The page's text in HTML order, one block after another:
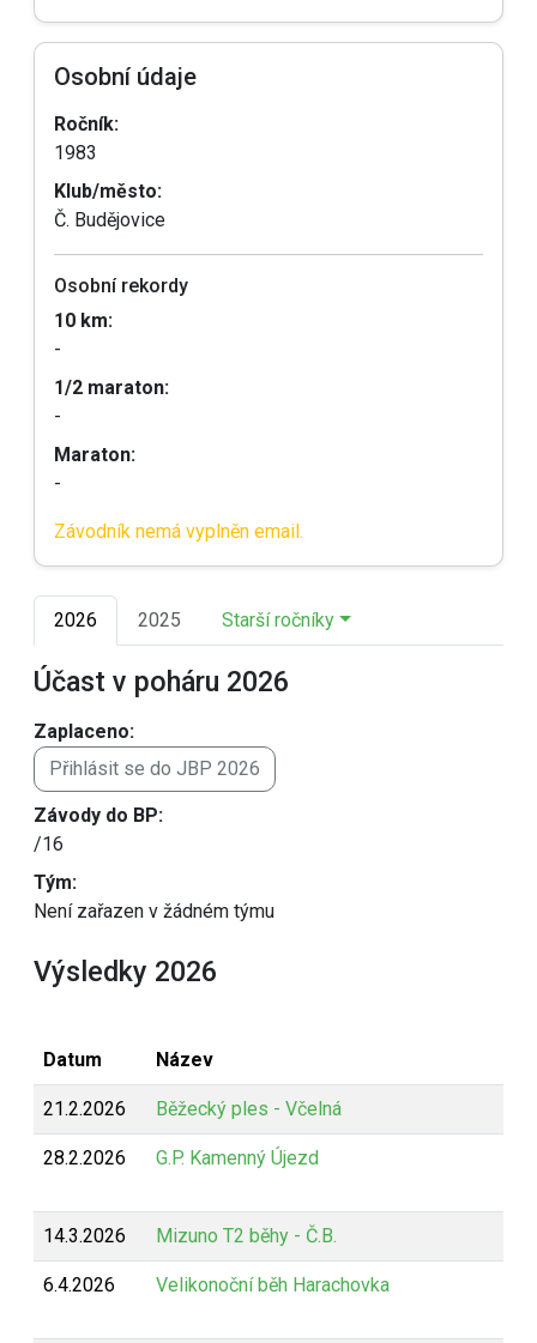
Osobní údaje
Ročník:
1983
Klub/město:
Č. Budějovice
Osobní rekordy
10 km:
-
1/2 maraton:
-
Maraton:
-
Závodník nemá vyplněn email.
2026 2025 Starší ročníky
Účast v poháru 2026
Zaplaceno:
Přihlásit se do JBP 2026
Závody do BP:
/16
Tým:
Není zařazen v žádném týmu
Výsledky 2026
Datum Název
21.2.2026 Běžecký ples - Včelná
28.2.2026 G.P. Kamenný Újezd
14.3.2026 Mizuno T2 běhy - Č.B.
6.4.2026 Velikonoční běh Harachovka